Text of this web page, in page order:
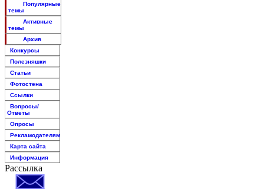
Популярные
темы
Активные
темы
Архив
Конкурсы
Полезняшки
Статьи
Фотостена
Ссылки
Вопросы/
Ответы
Опросы
Рекламодателям
Карта сайта
Информация
Рассылка